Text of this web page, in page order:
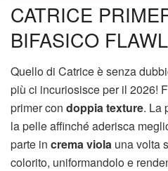
CATRICE
BIFASICO
Quello di Catrice è senza
più ci incuriosisce per il 2026!
primer con doppia texture. La
la pelle affinché aderisca
parte in cremaviola una volta
colorito, uniformandolo e